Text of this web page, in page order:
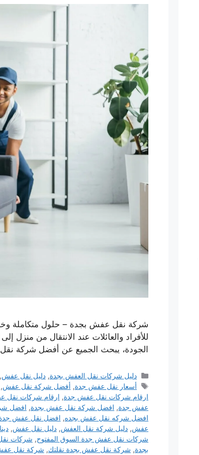
شركة نقل عفش بجدة – حلول متكاملة
للأفراد والعائلات عند الانتقال من
الجودة، يبحث الجميع عن أفضل شركة
التصنيفات
دليل شركات نقل العفش بجدة,دليل نقل عفش
الوسوم
أسعار نقل عفش جدة, أفضل شركة نقل عفش,
ارقام شركات نقل عفش جدة, ارقام شركات نقل
عفش جدة, افضل شركة نقل عفش بجدة, افضل
افضل شركه نقل عفش بجده, افضل نقل عفش
عفش, دليل شركة نقل العفش, دليل نقل عفش,
شركات نقل عفش جدة السوق المفتوح, شركات
بجدة, شركة نقل عفش بجدة نقلتك, شركة نقل